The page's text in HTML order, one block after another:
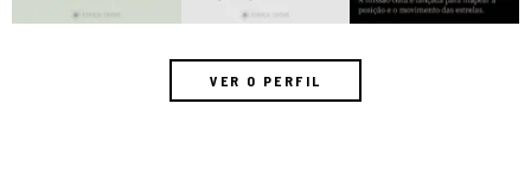
VER O PERFIL